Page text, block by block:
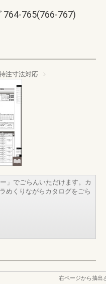
764-765(766-767)
注寸法対応
」でごらんいただけます。カ
めくりながらカタログをごら
右ページから抽出